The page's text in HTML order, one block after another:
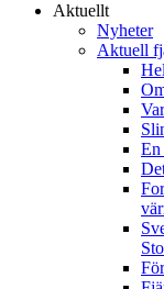
Aktuellt
Nyheter
Aktuell
En